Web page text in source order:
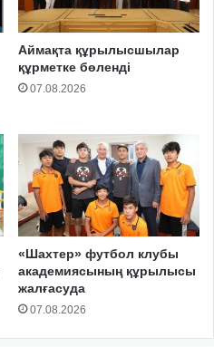
Аймақта құрылысшылар
құрметке бөленді
07.08.2026
«Шахтер» футбол клубы
академиясының құрылысы
жалғасуда
07.08.2026